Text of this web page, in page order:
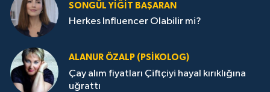
SONGÜL YIĞIT BAŞARAN
Herkes Influencer Olabilir mi?
ALANUR ÖZALP (PSIKOLOG)
Çay alım fiyatları Çiftçiyi hayal kırıklığına
uğrattı